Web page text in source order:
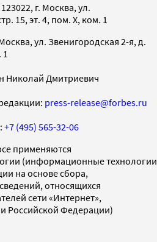
г. Москва, ул.
15, эт. 4, пом. X, ком. 1
ул. Звенигородская 2-я, д.
Николай Дмитриевич
press-release@forbes.ru
+7 (495) 565-32-06
применяются
(информационные технологии
на основе сбора,
относящихся
сети «Интернет»,
Российской Федерации)